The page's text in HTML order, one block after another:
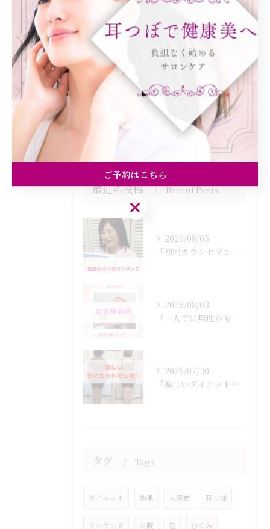
全てのカテゴリー
ダイエット
健康
美容エステ
食欲
最近の投稿 Recent Posts
2026/08/05
「初回カウンセリングでは何をするの？」
2026/08/03
「一人では無理かも…」
2026/07/30
「楽しいダイエットでした♡」
タグ Tags
ダイエット 効果 大阪市 耳つぼ
リバウンド お腹 足 むくみ
ご予約はこちら
ご予約はこちら